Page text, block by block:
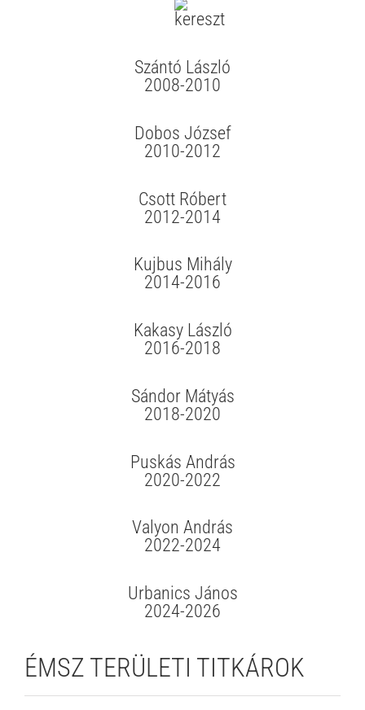
Szántó László
2008-2010
Dobos József
2010-2012
Csott Róbert
2012-2014
Kujbus Mihály
2014-2016
Kakasy László
2016-2018
Sándor Mátyás
2018-2020
Puskás András
2020-2022
Valyon András
2022-2024
Urbanics János
2024-2026
ÉMSZ TERÜLETI TITKÁROK